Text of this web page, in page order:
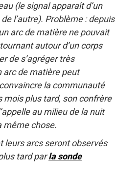
(le signal apparaît d’un
l’autre). Problème : depuis
arc de matière ne pouvait
autour d’un corps
de s’agréger très
arc de matière peut
la communauté
plus tard, son confrère
au milieu de la nuit
même chose.
leurs arcs seront observés
tard parla sonde